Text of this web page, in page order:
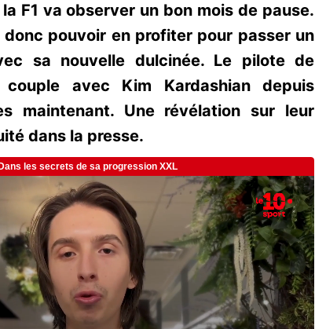
la F1 va observer un bon mois de pause.
donc pouvoir en profiter pour passer un
sa nouvelle dulcinée. Le pilote de
avec Kim Kardashian depuis
maintenant. Une révélation sur leur
dans la presse.